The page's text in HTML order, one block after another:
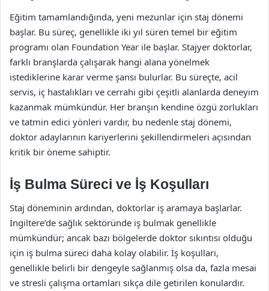
Eğitim tamamlandığında, yeni mezunlar için staj dönemi
başlar. Bu süreç, genellikle iki yıl süren temel bir eğitim
programı olan Foundation Year ile başlar. Stajyer doktorlar,
farklı branşlarda çalışarak hangi alana yönelmek
istediklerine karar verme şansı bulurlar. Bu süreçte, acil
servis, iç hastalıkları ve cerrahi gibi çeşitli alanlarda deneyim
kazanmak mümkündür. Her branşın kendine özgü zorlukları
ve tatmin edici yönleri vardır, bu nedenle staj dönemi,
doktor adaylarının kariyerlerini şekillendirmeleri açısından
kritik bir öneme sahiptir.
İş Bulma Süreci ve İş Koşulları
Staj döneminin ardından, doktorlar iş aramaya başlarlar.
İngiltere’de sağlık sektöründe iş bulmak genellikle
mümkündür; ancak bazı bölgelerde doktor sıkıntısı olduğu
için iş bulma süreci daha kolay olabilir. İş koşulları,
genellikle belirli bir dengeyle sağlanmış olsa da, fazla mesai
ve stresli çalışma ortamları sıkça dile getirilen konulardır.